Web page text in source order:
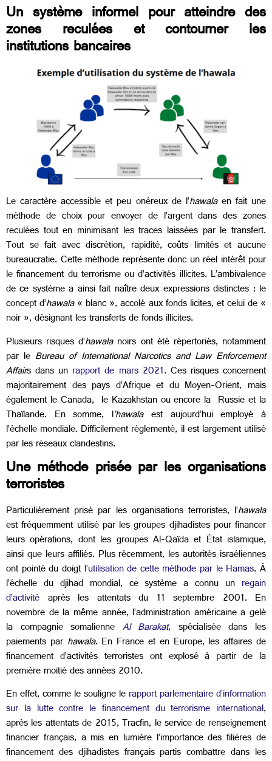
Un système informel pour atteindre des
zones reculées et contourner les
institutions bancaires
Le caractère accessible et peu onéreux de l’hawalaen fait une
méthode de choix pour envoyer de l’argent dans des zones
reculées tout en minimisant les traces laissées par le transfert.
Tout se fait avec discrétion, rapidité, coûts limités et aucune
bureaucratie. Cette méthode représente donc un réel intérêt pour
le financement du terrorisme ou d’activités illicites. L’ambivalence
de ce système a ainsi fait naître deux expressions distinctes : le
concept d’hawala« blanc », accolé aux fonds licites, et celui de «
noir », désignant les transferts de fonds illicites.
Plusieurs risques d’hawalanoirs ont été répertoriés, notamment
par le Bureau of International Narcotics and Law Enforcement
Affairs dans un rapport de mars 2021. Ces risques concernent
majoritairement des pays d’Afrique et du Moyen-Orient, mais
également le Canada, le Kazakhstan ou encore la Russie et la
Thaïlande. En somme, l’hawalaest aujourd’hui employé à
l’échelle mondiale. Difficilement réglementé, il est largement utilisé
par les réseaux clandestins.
Une méthode prisée par les organisations
terroristes
Particulièrement prisé par les organisations terroristes, l’hawala
est fréquemment utilisé par les groupes djihadistes pour financer
leurs opérations, dont les groupes Al-Qaïda et État islamique,
ainsi que leurs affiliés. Plus récemment, les autorités israéliennes
ont pointé du doigt l’utilisation de cette méthode par le Hamas. À
l’échelle du djihad mondial, ce système a connu un regain
d’activité après les attentats du 11 septembre 2001. En
novembre de la même année, l’administration américaine a gelé
la compagnie somalienne Al Barakat, spécialisée dans les
paiements par hawala. En France et en Europe, les affaires de
financement d’activités terroristes ont explosé à partir de la
première moitié des années 2010.
En effet, comme le souligne lerapport parlementaire d’information
sur la lutte contre le financement du terrorisme international,
après les attentats de 2015, Tracfin, le service de renseignement
financier français, a mis en lumière l’importance des filières de
financement des djihadistes français partis combattre dans les